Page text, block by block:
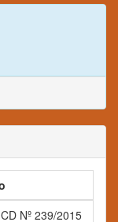
Nº 239/2015